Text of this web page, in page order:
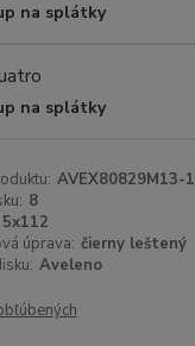
na splátky
na splátky
AVEX80829M13-1
8
5x112
úprava: čierny leštený
Aveleno